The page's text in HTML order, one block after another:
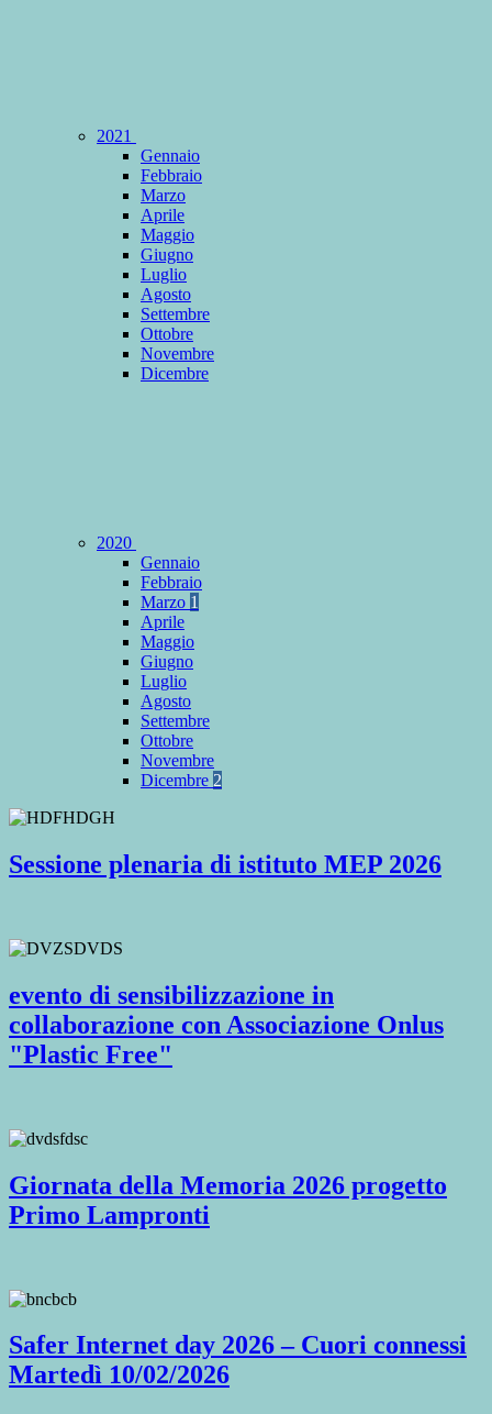
2021
Gennaio
Febbraio
Marzo
Aprile
Maggio
Giugno
Luglio
Agosto
Settembre
Ottobre
Novembre
Dicembre
2020
Gennaio
Febbraio
Marzo 1
Aprile
Maggio
Giugno
Luglio
Agosto
Settembre
Ottobre
Novembre
Dicembre 2
Sessione plenaria di istituto MEP 2026
evento di sensibilizzazione in
collaborazione con Associazione Onlus
"Plastic Free"
Giornata della Memoria 2026 progetto
Primo Lampronti
Safer Internet day 2026 – Cuori connessi
Martedì 10/02/2026